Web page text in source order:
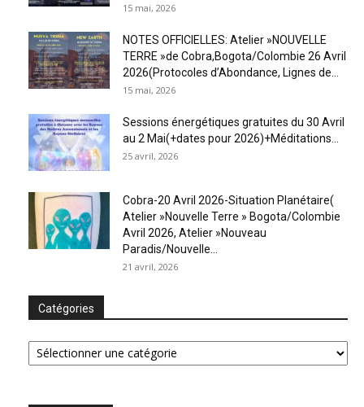
15 mai, 2026
NOTES OFFICIELLES: Atelier »NOUVELLE
TERRE »de Cobra,Bogota/Colombie 26 Avril
2026(Protocoles d’Abondance, Lignes de...
15 mai, 2026
Sessions énergétiques gratuites du 30 Avril
au 2 Mai(+dates pour 2026)+Méditations...
25 avril, 2026
Cobra-20 Avril 2026-Situation Planétaire(
Atelier »Nouvelle Terre » Bogota/Colombie
Avril 2026, Atelier »Nouveau
Paradis/Nouvelle...
21 avril, 2026
Catégories
Catégories